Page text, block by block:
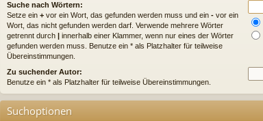
Suche nach Wörtern:
Setze ein + vor ein Wort, das gefunden werden muss und ein - vor ein
Wort, das nicht gefunden werden darf. Verwende mehrere Wörter
getrennt durch | innerhalb einer Klammer, wenn nur eines der Wörter
gefunden werden muss. Benutze ein * als Platzhalter für teilweise
Übereinstimmungen.
Zu suchender Autor:
Benutze ein * als Platzhalter für teilweise Übereinstimmungen.
Suchoptionen